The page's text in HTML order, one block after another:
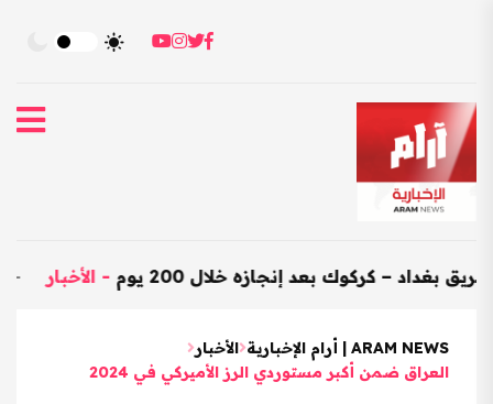
العراق - – كركوك بعد إنجازه خلال 200 يوم - الأخبار
ARAM NEWS | أرام الإخبارية
الأخبار
العراق ضمن أكبر مستوردي الرز الأميركي في 2024